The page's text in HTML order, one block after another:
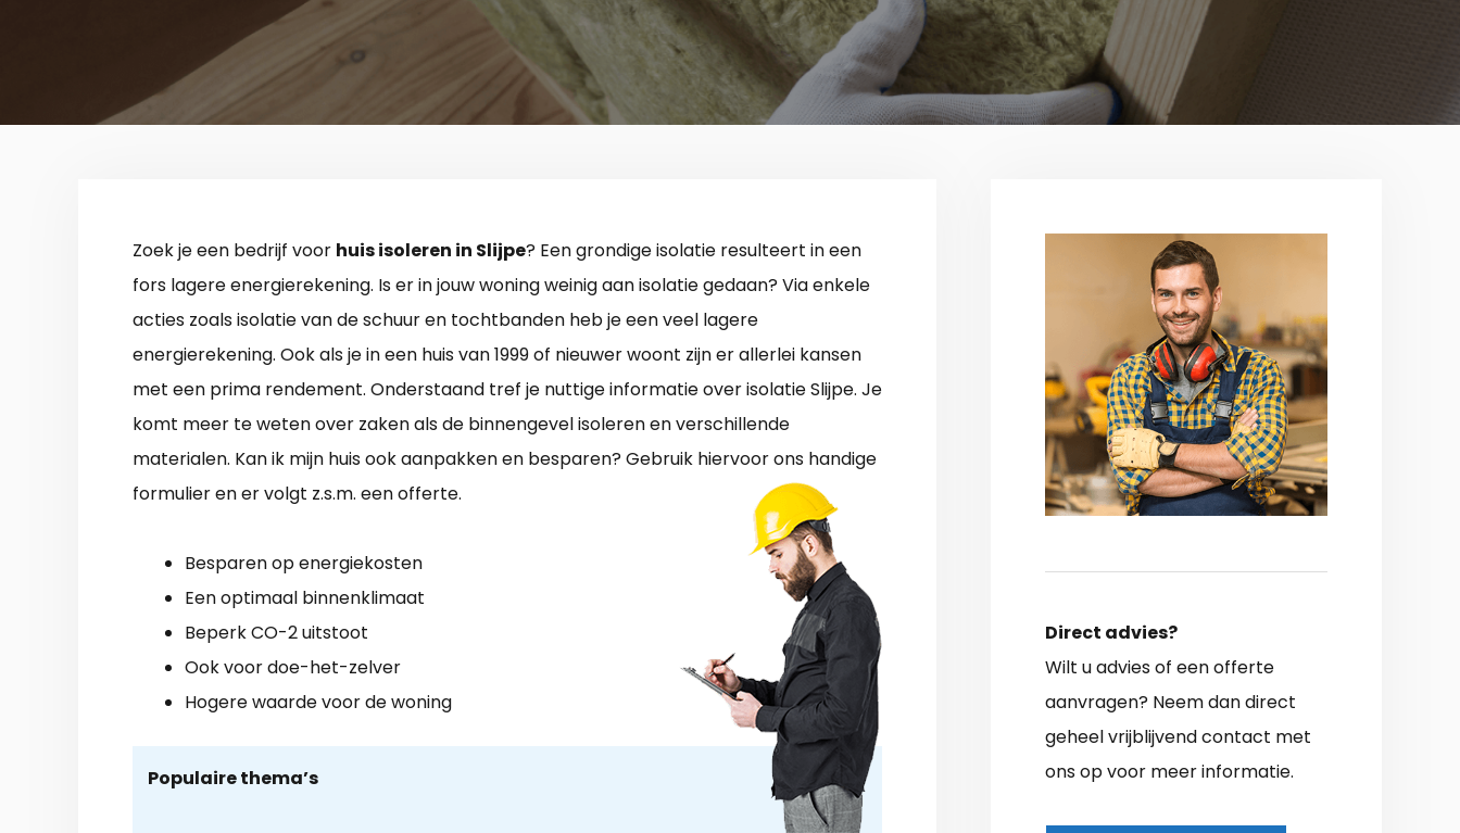
Zoek je een bedrijf voor huis isoleren in Slijpe? Een grondige isolatie resulteert in een
fors lagere energierekening. Is er in jouw woning weinig aan isolatie gedaan? Via enkele
acties zoals isolatie van de schuur en tochtbanden heb je een veel lagere
energierekening. Ook als je in een huis van 1999 of nieuwer woont zijn er allerlei kansen
met een prima rendement. Onderstaand tref je nuttige informatie over isolatie Slijpe. Je
komt meer te weten over zaken als de binnengevel isoleren en verschillende
materialen. Kan ik mijn huis ook aanpakken en besparen? Gebruik hiervoor ons handige
formulier en er volgt z.s.m. een offerte.
Besparen op energiekosten
Een optimaal binnenklimaat
Beperk CO-2 uitstoot
Ook voor doe-het-zelver
Hogere waarde voor de woning
Populaire thema’s
Direct advies?
Wilt u advies of een offerte
aanvragen? Neem dan direct
geheel vrijblijvend contact met
ons op voor meer informatie.